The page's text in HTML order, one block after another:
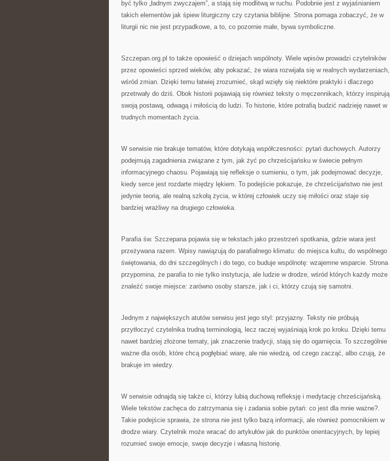
być tylko „ładnym zwyczajem”, a stają się modlitwą w ruchu. Podobnie jest z wyjaśnianiem
takich elementów jak śpiew liturgiczny czy czytania biblijne. Strona pomaga zobaczyć, że w
liturgii nic nie jest przypadkowe, a to, co pozornie małe, bywa symboliczne.
Szczepan.org.pl to także opowieść o dziejach wspólnoty. Wiele wpisów prowadzi czytelników
przez opowieści sprzed wieków, aby pokazać, że wiara rozwijała się w realnych wydarzeniach,
wśród zmian. Dzięki temu łatwiej zrozumieć, skąd wzięły się niektóre praktyki i dlaczego
przetrwały do dziś. Obok historii pojawiają się również teksty o męczennikach, którzy inspirują
swoją postawą, odwagą i miłością do ludzi. To historie, które potrafią budzić nadzieję nawet w
trudnych momentach życia.
W serwisie nie brakuje tematów, które dotykają współczesności: pytań duchowych. Autorzy
podejmują zagadnienia związane z tym, jak żyć po chrześcijańsku w świecie pełnym
informacyjnego chaosu. Pojawiają się refleksje o sumieniu, o tym, jak podejmować decyzje,
kiedy serce jest rozdarte między lękiem. To podejście pokazuje, że chrześcijaństwo nie jest
jedynie teorią, ale realną szkołą życia, w której człowiek uczy się miłości oraz staje się
bardziej wrażliwy na drugiego człowieka.
Parafia św. Szczepana pojawia się w tekstach jako przestrzeń spotkania, gdzie wiara jest
przeżywana razem. Wpisy nawiązują do parafialnego klimatu: do miejsca kultu, do wspólnego
świętowania, do dni szczególnych i do tego, co buduje wspólnotę: wzajemne wsparcie. Strona
przypomina, że parafia to nie tylko instytucja, ale ludzie w drodze, wśród których każdy może
znaleźć swoje miejsce: zarówno osoby starsze, jak i ci, którzy czują się samotni.
Jednym z największych atutów serwisu jest jego styl: przyjazny. Teksty nie próbują
przytłoczyć czytelnika trudną terminologią, lecz raczej wyjaśniają krok po kroku. Dzięki temu
nawet bardziej złożone tematy, jak znaczenie tradycji, stają się do ogarnięcia. To szczególnie
ważne dla osób, które chcą pogłębiać wiarę, ale nie wiedzą, od czego zacząć, albo czują, że
brakuje im wiedzy.
W serwisie odnajdą się także ci, którzy lubią duchową refleksję i medytację chrześcijańską.
Wiele tekstów zachęca do zatrzymania się i zadania sobie pytań: co jest dla mnie ważne?.
Takie podejście sprawia, że strona nie jest tylko bazą informacji, ale również pomocnikiem w
drodze wiary. Czytelnik może wracać do artykułów jak do punktów orientacyjnych, by lepiej
rozumieć swoje emocje, swoje decyzje i własną historię.